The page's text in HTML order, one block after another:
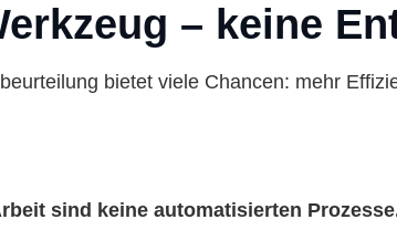
– keine
bietet viele Chancen: mehr
sind keine automatisierten